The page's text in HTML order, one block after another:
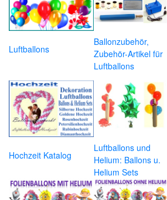
Luftballons
Ballonzubehör,
Zubehör-Artikel für
Luftballons
Hochzeit Katalog
Luftballons und
Helium: Ballons u.
Helium Sets